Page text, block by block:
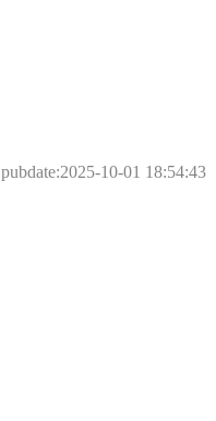
pubdate:2025-10-01 18:54:43